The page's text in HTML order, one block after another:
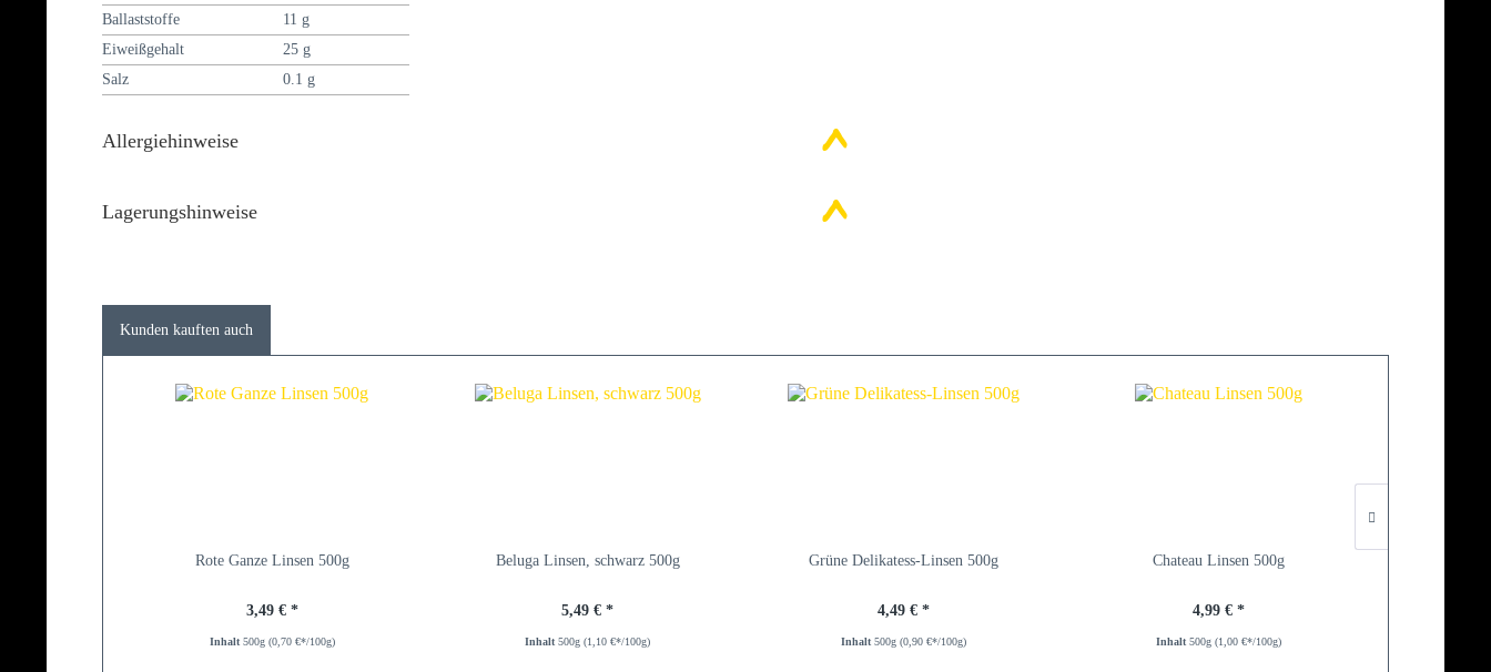
Ballaststoffe
11 g
Eiweißgehalt
25 g
Salz
0.1 g
Allergiehinweise
Lagerungshinweise
Kunden kauften auch
Rote Ganze Linsen 500g
3,49 € *
Inhalt 500g (0,70 €*/100g)
Beluga Linsen, schwarz 500g
5,49 € *
Inhalt500g(1,10 €*/100g)
Grüne Delikatess-Linsen 500g
4,49 € *
Inhalt 500g (0,90 €*/100g)
Chateau Linsen 500g
4,99 € *
Inhalt500g(1,00 €*/100g)